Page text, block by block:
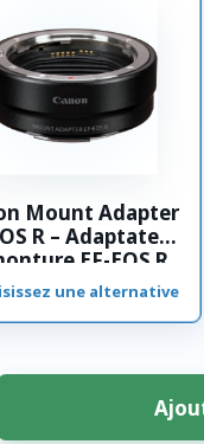
Mount Adapter
R – Adaptateur
EF-EOS R
une alternative